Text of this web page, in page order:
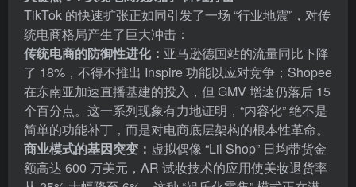
TikTok 的快速扩张正如同引发了一场 “行业地震”，对传
统电商格局产生了巨大冲击：
传统电商的防御性进化： 亚马逊德国站的流量同比下降
了 18%，不得不推出 Inspire 功能以应对竞争；Shopee
在东南亚加速直播基建的投入，但 GMV 增速仍落后 15
个百分点。这一系列现象有力地证明，“内容化” 绝不是
简单的功能补丁，而是对电商底层架构的根本性革命。
商业模式的基因突变： 虚拟偶像 “Lil Shop” 日均带货金
额高达 600 万美元，AR 试妆技术的应用使美妆退货率